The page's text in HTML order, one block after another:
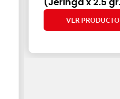
VER PRODUCTO